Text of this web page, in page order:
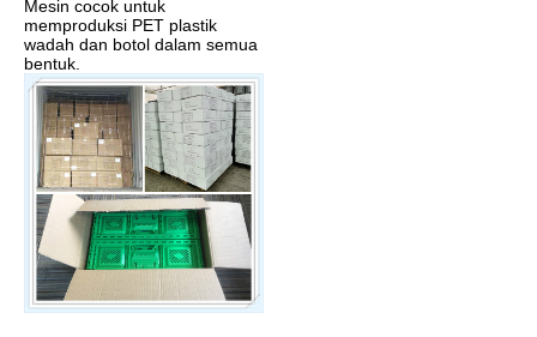
Mesin cocok untuk
memproduksi PET plastik
wadah dan botol dalam semua
bentuk.